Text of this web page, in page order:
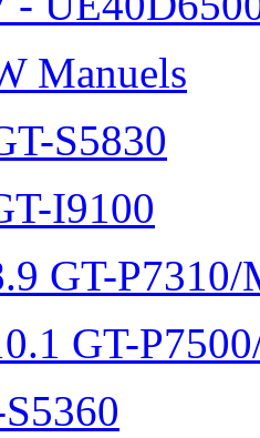
Manuels
S5830
I9100
GT-P7310/
GT-